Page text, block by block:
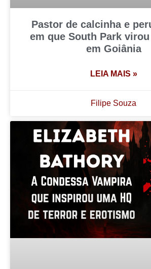
Pastor de calcinha e
em que South Park
em Goiânia
LEIA MAIS »
Filipe Souza